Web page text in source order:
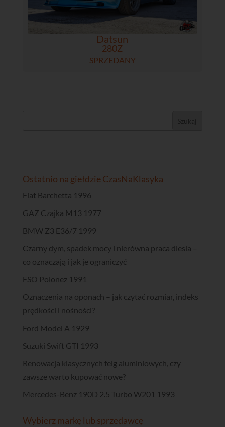
Datsun
280Z
SPRZEDANY
Ostatnio na giełdzie CzasNaKlasyka
Fiat Barchetta 1996
GAZ Czajka M13 1977
BMW Z3 E36/7 1999
Czarny dym, spadek mocy i nierówna praca diesla –
co oznaczają i jak je ograniczyć
FSO Polonez 1991
Oznaczenia na oponach – jak czytać rozmiar, indeks
prędkości i nośności?
Ford Model A 1929
Suzuki Swift GTI 1993
Renowacja klasycznych felg aluminiowych, czy
zawsze warto kupować nowe?
Mercedes-Benz 190D 2.5 Turbo W201 1993
Wybierz markę lub sprzedawcę